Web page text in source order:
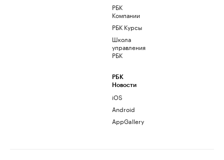
РБК
Компании
РБК Курсы
Школа
управления
РБК
РБК
Новости
iOS
Android
AppGallery